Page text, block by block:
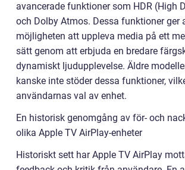
avancerade funktioner som HDR (High
och Dolby Atmos. Dessa funktioner ger
möjligheten att uppleva media på ett
sätt genom att erbjuda en bredare
dynamiskt ljudupplevelse. Äldre
kanske inte stöder dessa funktioner,
användarnas val av enhet.
En historisk genomgång av för- och
olika Apple TV AirPlay-enheter
Historiskt sett har Apple TV AirPlay